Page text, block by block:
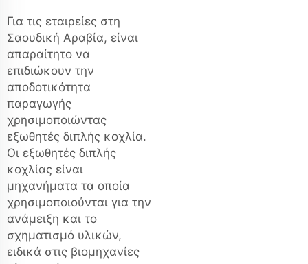
Για τις εταιρείες στη
Σαουδική Αραβία, είναι
απαραίτητο να
επιδιώκουν την
αποδοτικότητα
παραγωγής
χρησιμοποιώντας
εξωθητές διπλής κοχλία.
Οι εξωθητές διπλής
κοχλίας είναι
μηχανήματα τα οποία
χρησιμοποιούνται για την
ανάμειξη και το
σχηματισμό υλικών,
ειδικά στις βιομηχανίες